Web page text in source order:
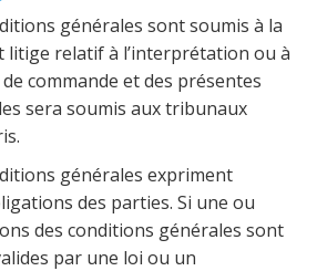
générales sont soumis à la
litige relatif à l’interprétation ou à
commande et des présentes
sera soumis aux tribunaux
générales expriment
des parties. Si une ou
des conditions générales sont
par une loi ou un